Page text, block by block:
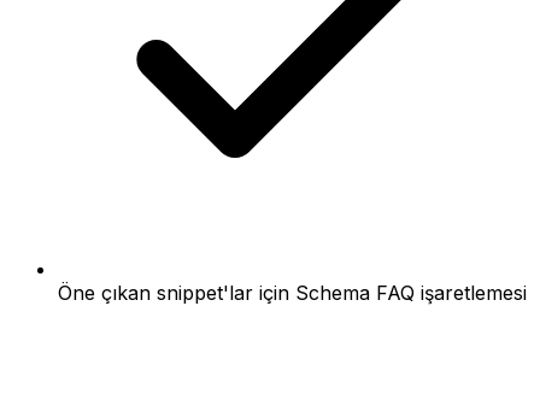
Öne çıkan snippet'lar için Schema FAQ işaretlemesi